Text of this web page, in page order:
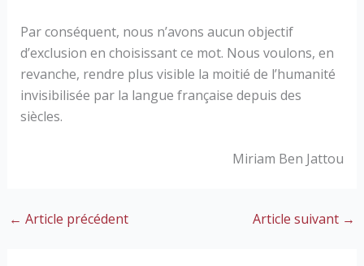
Par conséquent, nous n’avons aucun objectif
d’exclusion en choisissant ce mot. Nous voulons, en
revanche, rendre plus visible la moitié de l’humanité
invisibilisée par la langue française depuis des
siècles.
Miriam Ben Jattou
← Article précédent Article suivant →